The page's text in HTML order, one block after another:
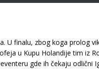
U finalu, zbog koga prolog
u Kupu Holandije tim iz
gde ih čekaju odlični